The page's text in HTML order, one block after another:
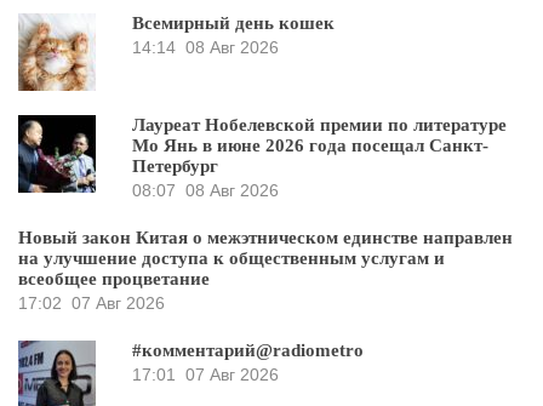
Всемирный день кошек
14:14 08 Авг 2026
Лауреат Нобелевской премии по литературе
Мо Янь в июне 2026 года посещал Санкт-
Петербург
08:07 08 Авг 2026
Новый закон Китая о межэтническом единстве направлен
на улучшение доступа к общественным услугам и
всеобщее процветание
17:02 07 Авг 2026
#комментарий@radiometro
17:01
07 Авг 2026